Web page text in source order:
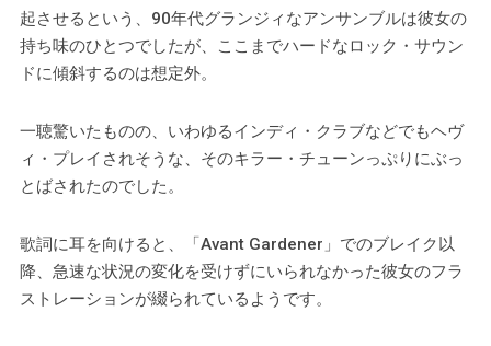
起させるという、90年代グランジィなアンサンブルは彼女の
持ち味のひとつでしたが、ここまでハードなロック・サウン
ドに傾斜するのは想定外。
一聴驚いたものの、いわゆるインディ・クラブなどでもヘヴ
ィ・プレイされそうな、そのキラー・チューンっぷりにぶっ
とばされたのでした。
歌詞に耳を向けると、「Avant Gardener」でのブレイク以
降、急速な状況の変化を受けずにいられなかった彼女のフラ
ストレーションが綴られているようです。